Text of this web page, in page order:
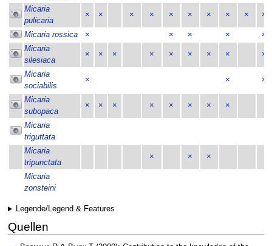
Micaria
pulicaria
× × × × × × × × × ×
Micaria rossica × × × ×
×
Micaria
silesiaca
× × × × × × × × ×
Micaria
sociabilis
× × ×
Micaria
subopaca
× × × × × × × ×
Micaria
triguttata
Micaria
tripunctata
× × ×
Micaria
zonsteini
Legende/Legend & Features
Quellen